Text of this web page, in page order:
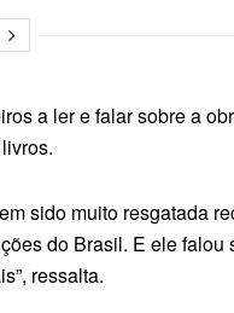
a ler e falar sobre a
sido muito resgatada
do Brasil. E ele
ressalta.